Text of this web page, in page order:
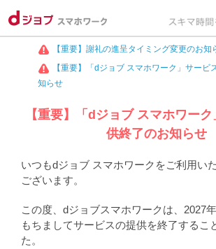
【重要】謝礼の進呈タイミング変更のお知
【重要】「dジョブ スマホワーク」サービ
知らせ
【重要】「dジョブ スマホワー
供終了のお知らせ
いつもdジョブ スマホワークをご利用い
ございます。
この度、dジョブスマホワークは、2027
もちましてサービスの提供を終了するこ
た。